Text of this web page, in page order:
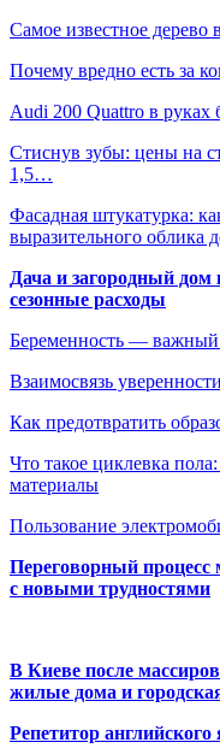
Самое известное дерево
Почему вредно есть за
Audi 200 Quattro в руках
Стиснув зубы: цены на
1,5…
Фасадная штукатурка:
выразительного облика
Дача и загородный дом
сезонные расходы
Беременность —
Взаимосвязь
Как предотвратить
Что такое циклевка
материалы
Пользование
Переговорный
с новыми трудностями
В Киеве после
жилые дома и
Репетитор английского